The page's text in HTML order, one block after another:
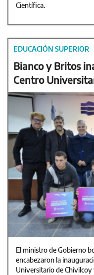
Científica.
EDUCACIÓN SUPERIOR
Bianco y Britos
Centro
El ministro de Gobierno
encabezaron la
Universitario de